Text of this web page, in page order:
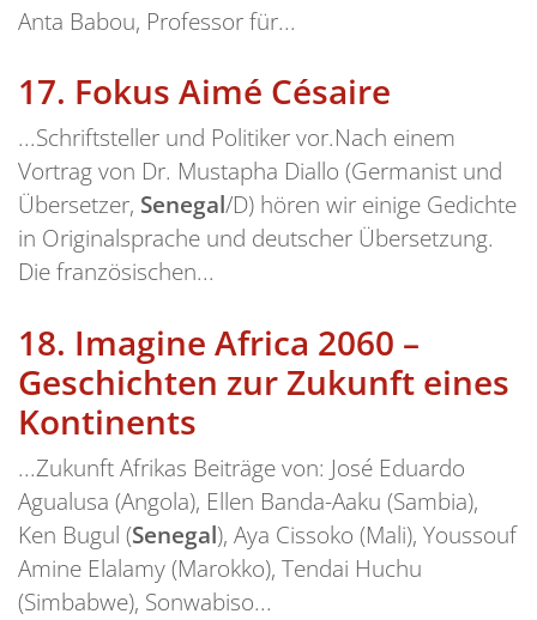
Anta Babou, Professor für...
17. Fokus Aimé Césaire
...Schriftsteller und Politiker vor.Nach einem
Vortrag von Dr. Mustapha Diallo (Germanist und
Übersetzer, Senegal/D) hören wir einige Gedichte
in Originalsprache und deutscher Übersetzung.
Die französischen...
18. Imagine Africa 2060 –
Geschichten zur Zukunft eines
Kontinents
...Zukunft Afrikas Beiträge von: José Eduardo
Agualusa (Angola), Ellen Banda-Aaku (Sambia),
Ken Bugul (Senegal), Aya Cissoko (Mali), Youssouf
Amine Elalamy (Marokko), Tendai Huchu
(Simbabwe), Sonwabiso...